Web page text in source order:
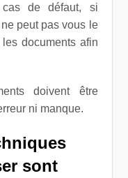
cas de défaut, si
peut pas vous le
documents afin
doivent être
ni manque.
sont